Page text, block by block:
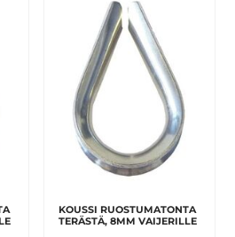
KOUSSI RUOSTUMATONTA
TERÄSTÄ, 8MM VAIJERILLE